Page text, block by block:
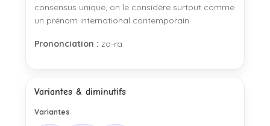
consensus unique, on le considère surtout comme
un prénom international contemporain.
Prononciation : za-ra
Variantes & diminutifs
Variantes